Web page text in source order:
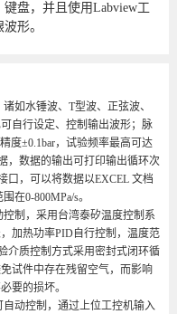
盘，并且使用Labview工
形。
如水锤波、T型波、正弦波、
自行设定、控制输出波形；脉
度±0.1bar，试验频率最高可达
，数据的输出可打印输出循环次
口，可以将数据以EXCEL 文档
在0-800MPa/s。
制，采用台湾泰矽温度控制系
加热功率PID自行控制，温度范
质控制方式采用密封式闭环循
试件中存在残留空气，而影响
要的损坏。
动控制，通过上位工控机输入